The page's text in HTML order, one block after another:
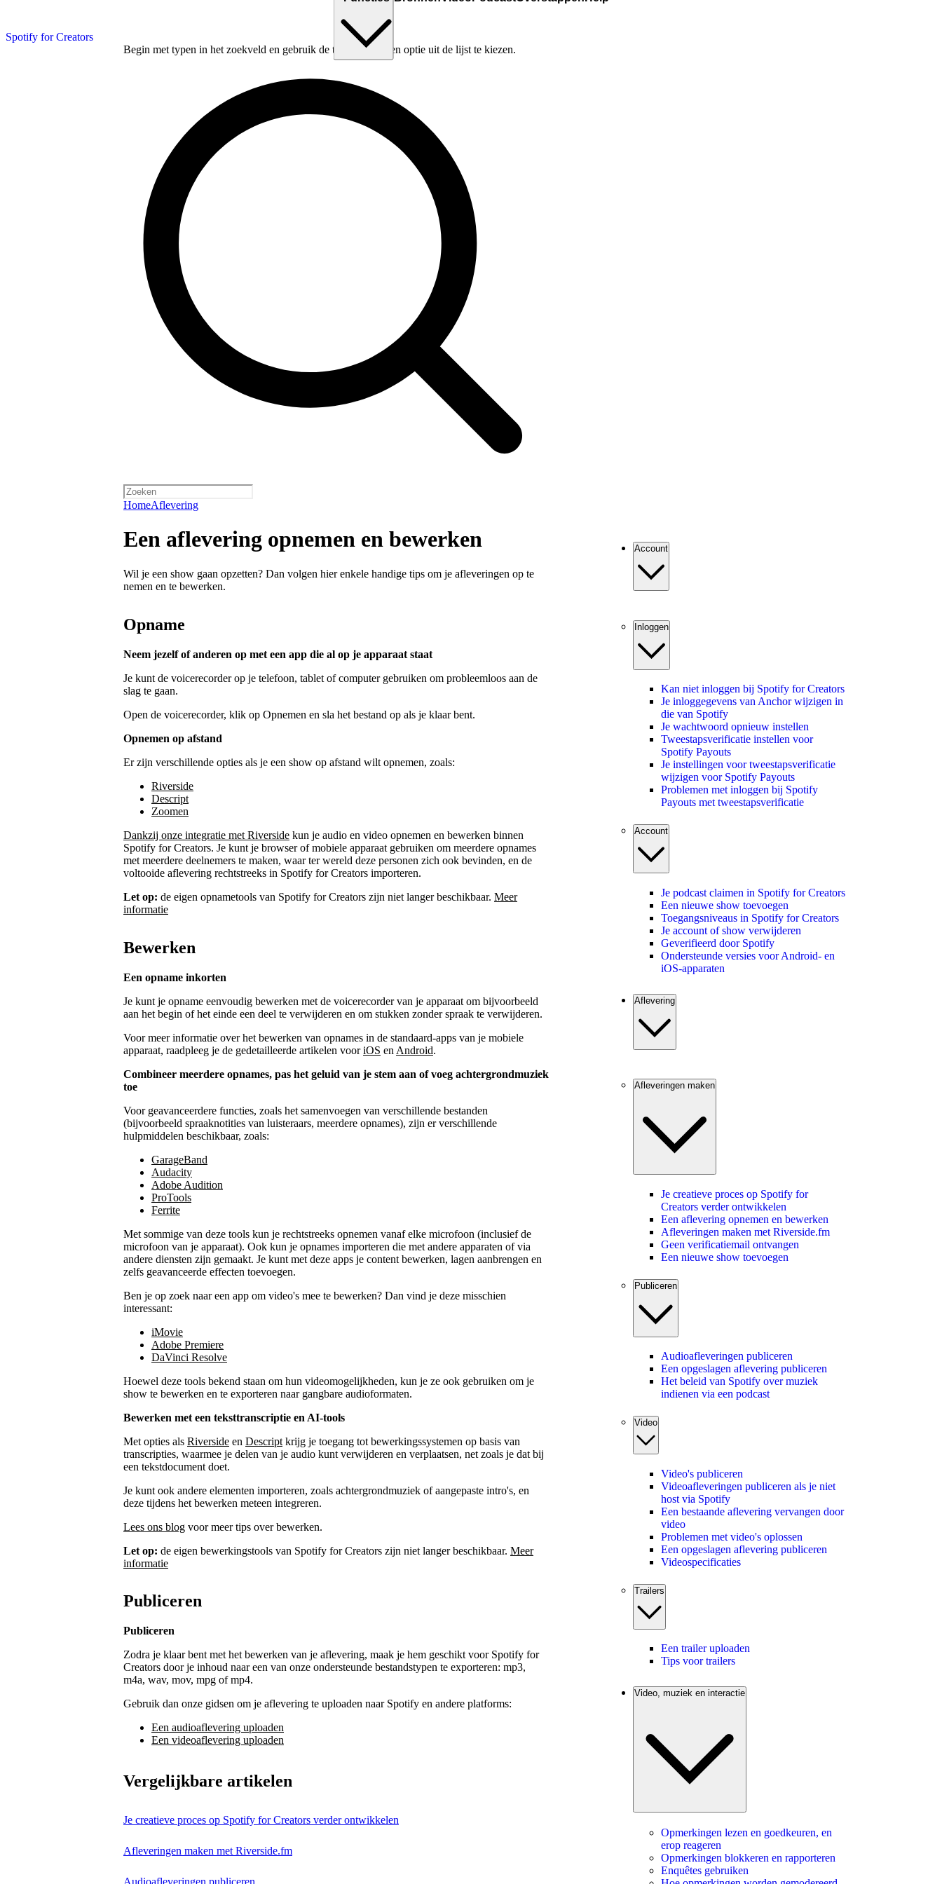
Spotify for Creators
Begin met typen in het zoekveld en gebruik de tabtoets om een optie uit de lijst te kiezen.
HomeAflevering
Een aflevering opnemen en bewerken
Wil je een show gaan opzetten? Dan volgen hier enkele handige tips om je afleveringen op te
nemen en te bewerken.
Opname
Neem jezelf of anderen op met een app die al op je apparaat staat
Je kunt de voicerecorder op je telefoon, tablet of computer gebruiken om probleemloos aan de
slag te gaan.
Open de voicerecorder, klik op Opnemen en sla het bestand op als je klaar bent.
Opnemen op afstand
Er zijn verschillende opties als je een show op afstand wilt opnemen, zoals:
Riverside
Descript
Zoomen
Dankzij onze integratie met Riverside kun je audio en video opnemen en bewerken binnen
Spotify for Creators. Je kunt je browser of mobiele apparaat gebruiken om meerdere opnames
met meerdere deelnemers te maken, waar ter wereld deze personen zich ook bevinden, en de
voltooide aflevering rechtstreeks in Spotify for Creators importeren.
Let op: de eigen opnametools van Spotify for Creators zijn niet langer beschikbaar. Meer
informatie
Bewerken
Een opname inkorten
Je kunt je opname eenvoudig bewerken met de voicerecorder van je apparaat om bijvoorbeeld
aan het begin of het einde een deel te verwijderen en om stukken zonder spraak te verwijderen.
Voor meer informatie over het bewerken van opnames in de standaard-apps van je mobiele
apparaat, raadpleeg je de gedetailleerde artikelen vooriOS en Android.
Combineer meerdere opnames, pas het geluid van je stem aan of voeg achtergrondmuziek
toe
Voor geavanceerdere functies, zoals het samenvoegen van verschillende bestanden
(bijvoorbeeld spraaknotities van luisteraars, meerdere opnames), zijn er verschillende
hulpmiddelen beschikbaar, zoals:
GarageBand
Audacity
Adobe Audition
ProTools
Ferrite
Met sommige van deze tools kun je rechtstreeks opnemen vanaf elke microfoon (inclusief de
microfoon van je apparaat). Ook kun je opnames importeren die met andere apparaten of via
andere diensten zijn gemaakt. Je kunt met deze apps je content bewerken, lagen aanbrengen en
zelfs geavanceerde effecten toevoegen.
Ben je op zoek naar een app om video's mee te bewerken? Dan vind je deze misschien
interessant:
iMovie
Adobe Premiere
DaVinci Resolve
Hoewel deze tools bekend staan om hun videomogelijkheden, kun je ze ook gebruiken om je
show te bewerken en te exporteren naar gangbare audioformaten.
Bewerken met een teksttranscriptie en AI-tools
Met opties als Riverside en Descript krijg je toegang tot bewerkingssystemen op basis van
transcripties, waarmee je delen van je audio kunt verwijderen en verplaatsen, net zoals je dat bij
een tekstdocument doet.
Je kunt ook andere elementen importeren, zoals achtergrondmuziek of aangepaste intro's, en
deze tijdens het bewerken meteen integreren.
Lees ons blog voor meer tips over bewerken.
Let op: de eigen bewerkingstools van Spotify for Creators zijn niet langer beschikbaar. Meer
informatie
Publiceren
Publiceren
Zodra je klaar bent met het bewerken van je aflevering, maak je hem geschikt voor Spotify for
Creators door je inhoud naar een van onze ondersteunde bestandstypen te exporteren: mp3,
m4a, wav, mov, mpg of mp4.
Gebruik dan onze gidsen om je aflevering te uploaden naar Spotify en andere platforms:
Een audioaflevering uploaden
Een videoaflevering uploaden
Vergelijkbare artikelen
Je creatieve proces op Spotify for Creators verder ontwikkelen
Afleveringen maken met Riverside.fm
Account
Inloggen
Kan niet inloggen bij Spotify for Creators
Je inloggegevens van Anchor wijzigen in
die van Spotify
Je wachtwoord opnieuw instellen
Tweestapsverificatie instellen voor
Spotify Payouts
Je instellingen voor tweestapsverificatie
wijzigen voor Spotify Payouts
Problemen met inloggen bij Spotify
Payouts met tweestapsverificatie
Account
Je podcast claimen in Spotify for Creators
Een nieuwe show toevoegen
Toegangsniveaus in Spotify for Creators
Je account of show verwijderen
Geverifieerd door Spotify
Ondersteunde versies voor Android- en
iOS-apparaten
Aflevering
Afleveringen maken
Je creatieve proces op Spotify for
Creators verder ontwikkelen
Een aflevering opnemen en bewerken
Afleveringen maken met Riverside.fm
Geen verificatiemail ontvangen
Een nieuwe show toevoegen
Publiceren
Audioafleveringen publiceren
Een opgeslagen aflevering publiceren
Het beleid van Spotify over muziek
indienen via een podcast
Video
Video's publiceren
Videoafleveringen publiceren als je niet
host via Spotify
Een bestaande aflevering vervangen door
video
Problemen met video's oplossen
Een opgeslagen aflevering publiceren
Videospecificaties
Trailers
Een trailer uploaden
Tips voor trailers
Video, muziek en interactie
Opmerkingen lezen en goedkeuren, en
erop reageren
Opmerkingen blokkeren en rapporteren
Enquêtes gebruiken